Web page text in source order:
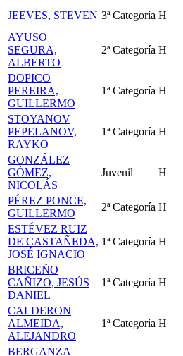
JEEVES, STEVEN 3ª Categoría H
AYUSO
SEGURA,
ALBERTO
2ª Categoría H
DOPICO
PEREIRA,
GUILLERMO
1ª Categoría H
STOYANOV
PEPELANOV,
RAYKO
1ª Categoría H
GONZÁLEZ
GÓMEZ,
NICOLÁS
Juvenil H
PÉREZ PONCE,
GUILLERMO
2ª Categoría H
ESTÉVEZ RUIZ
DE CASTAÑEDA,
JOSÉ IGNACIO
1ª Categoría H
BRICEÑO
CAÑIZO, JESÚS
DANIEL
1ª Categoría H
CALDERON
ALMEIDA,
ALEJANDRO
1ª Categoría H
BERGANZA